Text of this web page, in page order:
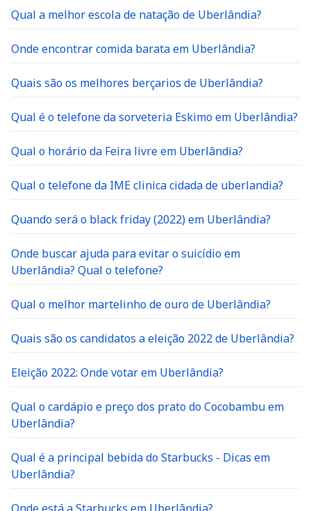
Qual a melhor escola de natação de Uberlândia?
Onde encontrar comida barata em Uberlândia?
Quais são os melhores berçarios de Uberlândia?
Qual é o telefone da sorveteria Eskimo em Uberlândia?
Qual o horário da Feira livre em Uberlândia?
Qual o telefone da IME clinica cidada de uberlandia?
Quando será o black friday (2022) em Uberlândia?
Onde buscar ajuda para evitar o suicídio em
Uberlândia? Qual o telefone?
Qual o melhor martelinho de ouro de Uberlândia?
Quais são os candidatos a eleição 2022 de Uberlândia?
Eleição 2022: Onde votar em Uberlândia?
Qual o cardápio e preço dos prato do Cocobambu em
Uberlândia?
Qual é a principal bebida do Starbucks - Dicas em
Uberlândia?